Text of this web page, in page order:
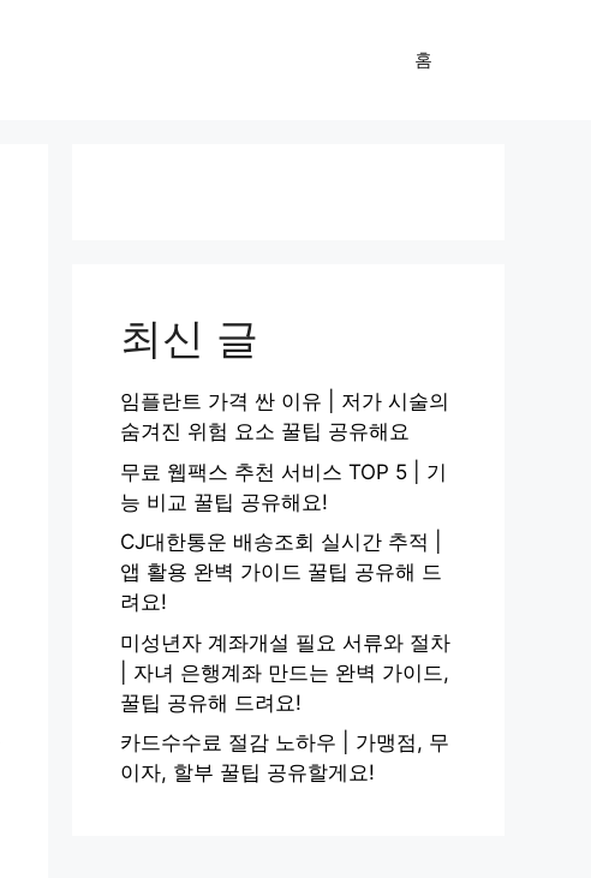
홈
최신 글
임플란트 가격 싼 이유 | 저가 시술의
숨겨진 위험 요소 꿀팁 공유해요
무료 웹팩스 추천 서비스 TOP 5 | 기
능 비교 꿀팁 공유해요!
CJ대한통운 배송조회 실시간 추적 |
앱 활용 완벽 가이드 꿀팁 공유해 드
려요!
미성년자 계좌개설 필요 서류와 절차
| 자녀 은행계좌 만드는 완벽 가이드,
꿀팁 공유해 드려요!
카드수수료 절감 노하우 | 가맹점, 무
이자, 할부 꿀팁 공유할게요!